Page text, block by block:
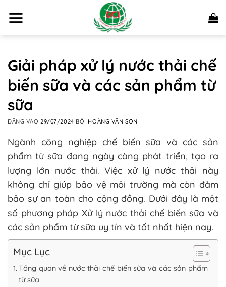
qua
Giải pháp xử lý nước thải chế
biến sữa và các sản phẩm từ
sữa
ĐĂNG VÀO29/07/2024 BỞI HOÀNG VĂN SƠN
Ngành công nghiệp chế biến sữa và các sản
phẩm từ sữa đang ngày càng phát triển, tạo ra
lượng lớn nước thải. Việc xử lý nước thải này
không chỉ giúp bảo vệ môi trường mà còn đảm
bảo sự an toàn cho cộng đồng. Dưới đây là một
số phương pháp Xử lý nước thải chế biến sữa và
các sản phẩm từ sữa uy tín và tốt nhất hiện nay.
Mục Lục
Tổng quan về nước thải chế biến sữa và các sản phẩm
từ sữa